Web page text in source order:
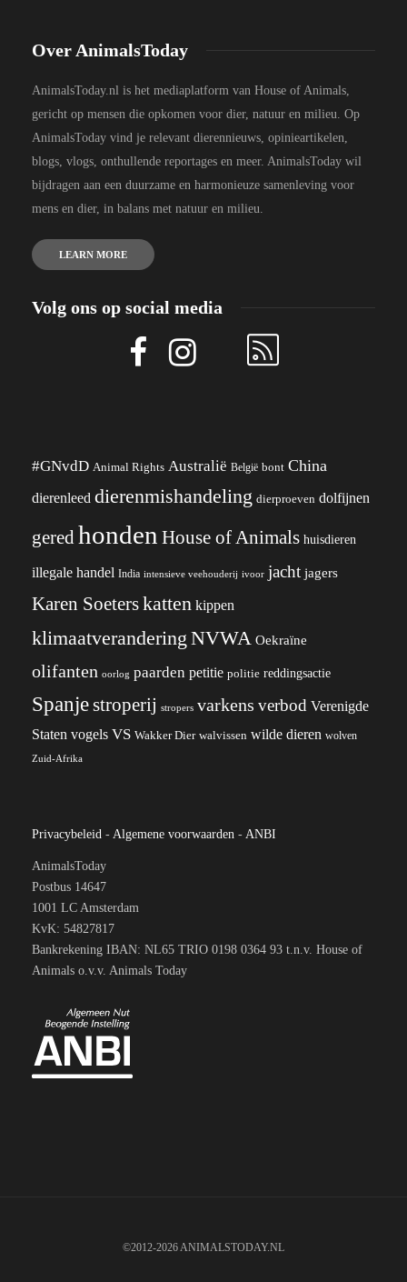
Over AnimalsToday
AnimalsToday.nl is het mediaplatform van House of Animals,
gericht op mensen die opkomen voor dier, natuur en milieu. Op
AnimalsToday vind je relevant dierennieuws, opinieartikelen,
blogs, vlogs, onthullende reportages en meer. AnimalsToday wil
bijdragen aan een duurzame en harmonieuze samenleving voor
mens en dier, in balans met natuur en milieu.
LEARN MORE
Volg ons op social media
#GNvdD Animal Rights Australië België bont China
dierenleed dierenmishandeling dierproeven dolfijnen
gered honden House of Animals huisdieren
illegale handel India intensieve veehouderij ivoor jacht jagers
Karen Soeterskatten kippen
klimaatverandering NVWA Oekraïne
olifanten oorlog paarden petitie politie reddingsactie
Spanjestroperij stropers varkens verbod Verenigde
Staten vogels VS Wakker Dier walvissen wilde dieren wolven
Zuid-Afrika
Privacybeleid - Algemene voorwaarden - ANBI
AnimalsToday
Postbus 14647
1001 LC Amsterdam
KvK: 54827817
Bankrekening IBAN: NL65 TRIO 0198 0364 93 t.n.v. House of
Animals o.v.v. Animals Today
©2012-2026 ANIMALSTODAY.NL